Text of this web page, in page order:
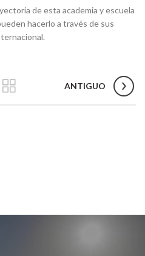
de esta academia y escuela
hacerlo a través de sus
ANTIGUO